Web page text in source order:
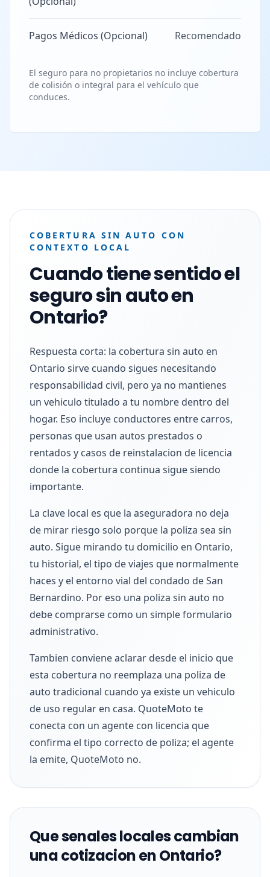
Pagos Médicos (Opcional) Recomendado
El seguro para no propietarios no incluye cobertura
de colisión o integral para el vehículo que
conduces.
COBERTURA SIN AUTO CON
CONTEXTO LOCAL
Cuando tiene sentido el
seguro sin auto en
Ontario?
Respuesta corta: la cobertura sin auto en
Ontario sirve cuando sigues necesitando
responsabilidad civil, pero ya no mantienes
un vehiculo titulado a tu nombre dentro del
hogar. Eso incluye conductores entre carros,
personas que usan autos prestados o
rentados y casos de reinstalacion de licencia
donde la cobertura continua sigue siendo
importante.
La clave local es que la aseguradora no deja
de mirar riesgo solo porque la poliza sea sin
auto. Sigue mirando tu domicilio en Ontario,
tu historial, el tipo de viajes que normalmente
haces y el entorno vial del condado de San
Bernardino. Por eso una poliza sin auto no
debe comprarse como un simple formulario
administrativo.
Tambien conviene aclarar desde el inicio que
esta cobertura no reemplaza una poliza de
auto tradicional cuando ya existe un vehiculo
de uso regular en casa. QuoteMoto te
conecta con un agente con licencia que
confirma el tipo correcto de poliza; el agente
la emite, QuoteMoto no.
Que senales locales cambian
una cotizacion en Ontario?